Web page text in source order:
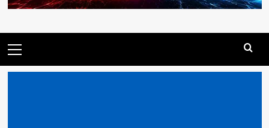
principal